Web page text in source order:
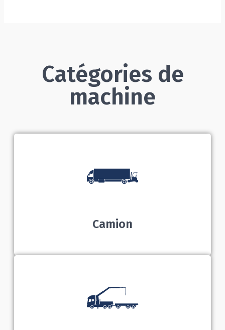
Catégories de
machine
Camion